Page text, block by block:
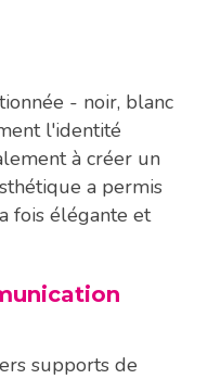
- noir, blanc
l'identité
à créer un
a permis
fois élégante et
supports de